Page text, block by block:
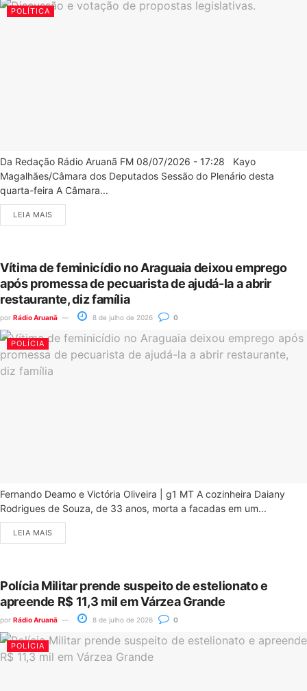
POLÍTICA
Da Redação Rádio Aruanã FM 08/07/2026 - 17:28 Kayo
Magalhães/Câmara dos Deputados Sessão do Plenário desta
quarta-feira A Câmara...
LEIA MAIS
Vítima de feminicídio no Araguaia deixou emprego
após promessa de pecuarista de ajudá-la a abrir
restaurante, diz família
por Rádio Aruanã 8 de julho de 2026 0
POLÍCIA
Fernando Deamo e Victória Oliveira | g1 MT A cozinheira Daiany
Rodrigues de Souza, de 33 anos, morta a facadas em um...
LEIA MAIS
Polícia Militar prende suspeito de estelionato e
apreende R$ 11,3 mil em Várzea Grande
por Rádio Aruanã 8 de julho de 2026 0
POLÍCIA